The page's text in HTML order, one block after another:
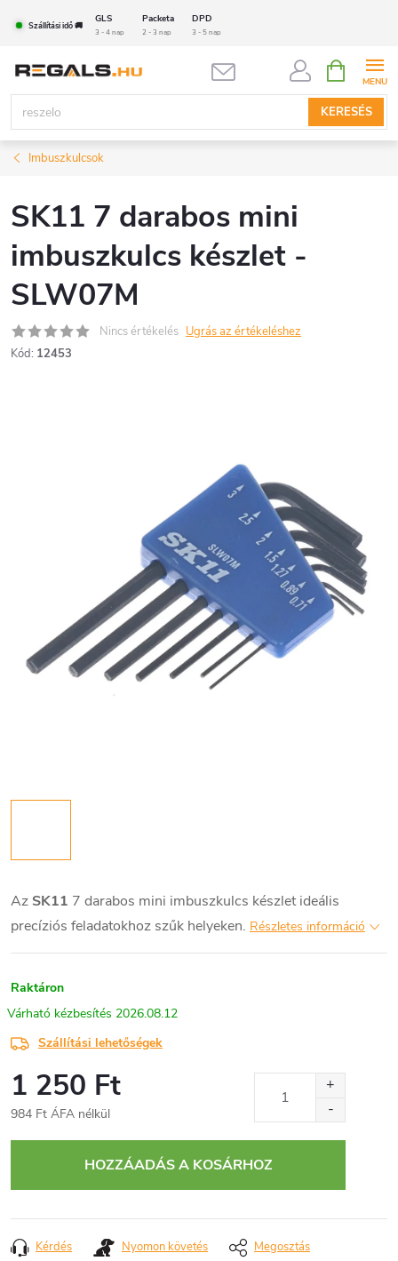
tartalomhoz
Szállítási idő 🚚
GLS Packeta DPD
3 - 4 nap 2 - 3 nap 3 - 5 nap
KERESÉS
KOSÁR
Imbuszkulcsok
SK11 7 darabos mini
imbuszkulcs készlet -
SLW07M
Nincs értékelés Ugrás az értékeléshez
Kód: 12453
Az SK11 7 darabos mini imbuszkulcs készlet ideális
precíziós feladatokhoz szűk helyeken. Részletes információ
Raktáron
2026.08.12
Szállítási lehetőségek
1 250 Ft
984 Ft ÁFA nélkül
HOZZÁADÁS A KOSÁRHOZ
Kérdés Nyomon követés Megosztás